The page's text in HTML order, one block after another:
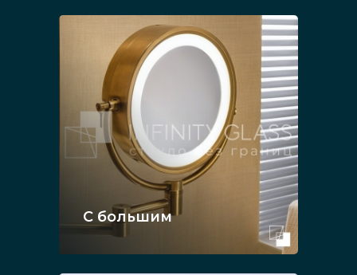
С большим